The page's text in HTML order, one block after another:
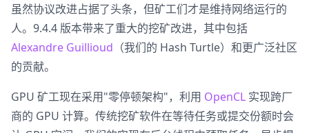
虽然协议改进占据了头条，但矿工们才是维持网络运行的
人。9.4.4 版本带来了重大的挖矿改进，其中包括
Alexandre Guillioud （我们的 Hash Turtle）和更广泛社区
的贡献。
GPU 矿工现在采用"零停顿架构"，利用 OpenCL 实现跨厂
商的 GPU 计算。传统挖矿软件在等待任务或提交份额时会